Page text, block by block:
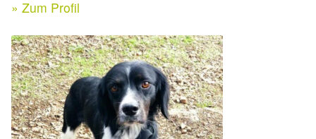
Aktuelle Spenden 2026
Ihre/Eure Spenden – Januar bis Juni 2026
Spenden 2025
Kontakt & Rechtliches
Facebook
Instagram
» Zum Profil